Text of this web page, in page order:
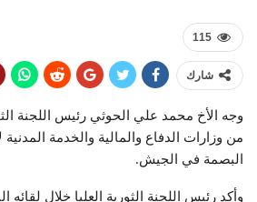
115
شارك
وجه الأخ محمد علي الحوثي رئيس اللجنة
من وزارات الدفاع والمالية والخدمة
البصمة في الجيش.
وأكد رئيس اللجنة الثورية العليا خلال